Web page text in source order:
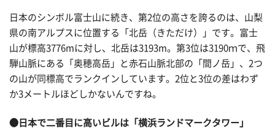
日本のシンボル富士山に続き、第2位の高さを誇るのは、山梨
県の南アルプスに位置する「北岳（きただけ）」です。富士
山が標高3776mに対し、北岳は3193m。第3位は3190ｍで、飛
騨山脈にある「奥穂高岳」と赤石山脈北部の「間ノ岳」、2つ
の山が同標高でランクインしています。2位と3位の差はわず
か3メートルほどしかないんですね。
●日本で二番目に高いビルは「横浜ランドマークタワー」